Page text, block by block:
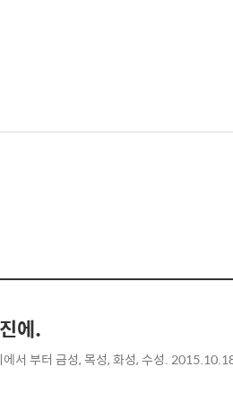
에.
서 부터 금성, 목성, 화성, 수성.